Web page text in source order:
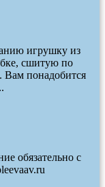
игрушку из
сшитую по
Вам понадобится
обязательно с